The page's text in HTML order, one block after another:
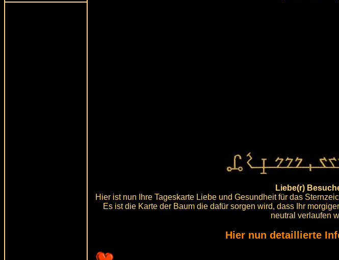
Liebe(r)
Hier ist nun Ihre Tageskarte Liebe und Gesundheit für das
Es ist die Karte der Baum die dafür sorgen wird, dass Ihr
neutral verlaufen
Hier nun detaillierte